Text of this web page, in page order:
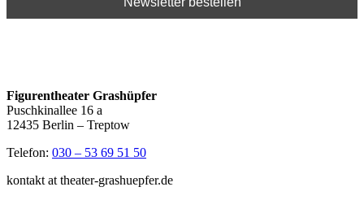
Figurentheater Grashüpfer
Puschkinallee 16 a
12435 Berlin – Treptow
Telefon: 030 – 53 69 51 50
kontakt at theater-grashuepfer.de